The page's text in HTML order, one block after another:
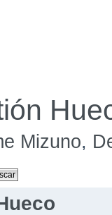
Mizuno,